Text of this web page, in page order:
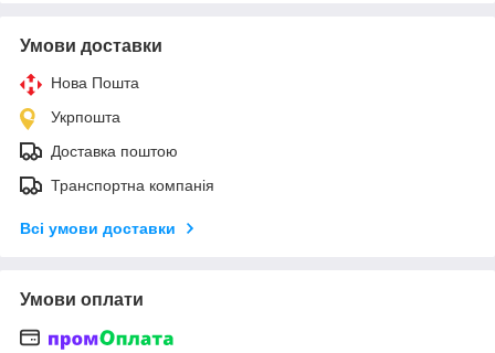
Умови доставки
Нова Пошта
Укрпошта
Доставка поштою
Транспортна компанія
Всі умови доставки
Умови оплати